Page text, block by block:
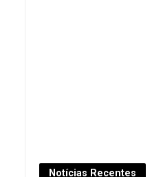
Notícias Recentes